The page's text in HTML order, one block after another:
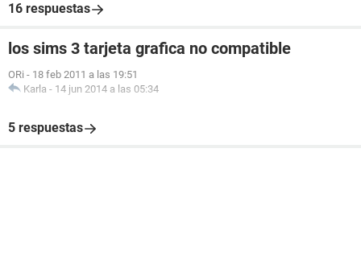
16 respuestas
los sims 3 tarjeta grafica no compatible
ORi - 18 feb 2011 a las 19:51
Karla - 14 jun 2014 a las 05:34
5 respuestas